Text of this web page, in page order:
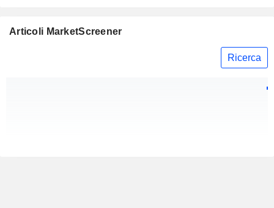
Articoli MarketScreener
Ricerca